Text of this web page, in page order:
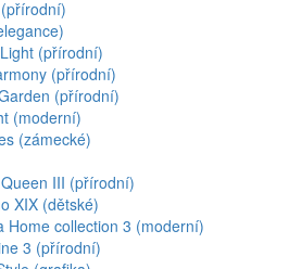
(přírodní)
(přírodní)
(přírodní)
(moderní)
(zámecké)
III (přírodní)
XIX (dětské)
Home collection 3 (moderní)
3 (přírodní)